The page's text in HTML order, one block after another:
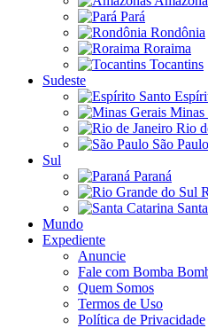
Pará
Rondônia
Roraima
Tocantins
Sudeste
Minas
Rio
São Paulo
Sul
Paraná
Mundo
Expediente
Anuncie
Fale com Bomba
Quem Somos
Termos de Uso
Política de Privacidade